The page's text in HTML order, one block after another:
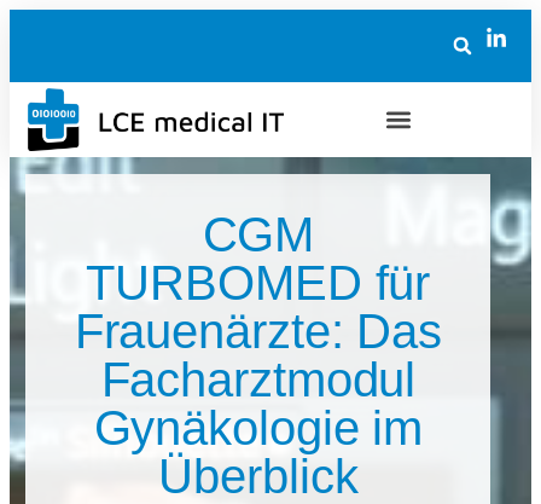
CGM
TURBOMED für
Frauenärzte: Das
Facharztmodul
Gynäkologie im
Überblick